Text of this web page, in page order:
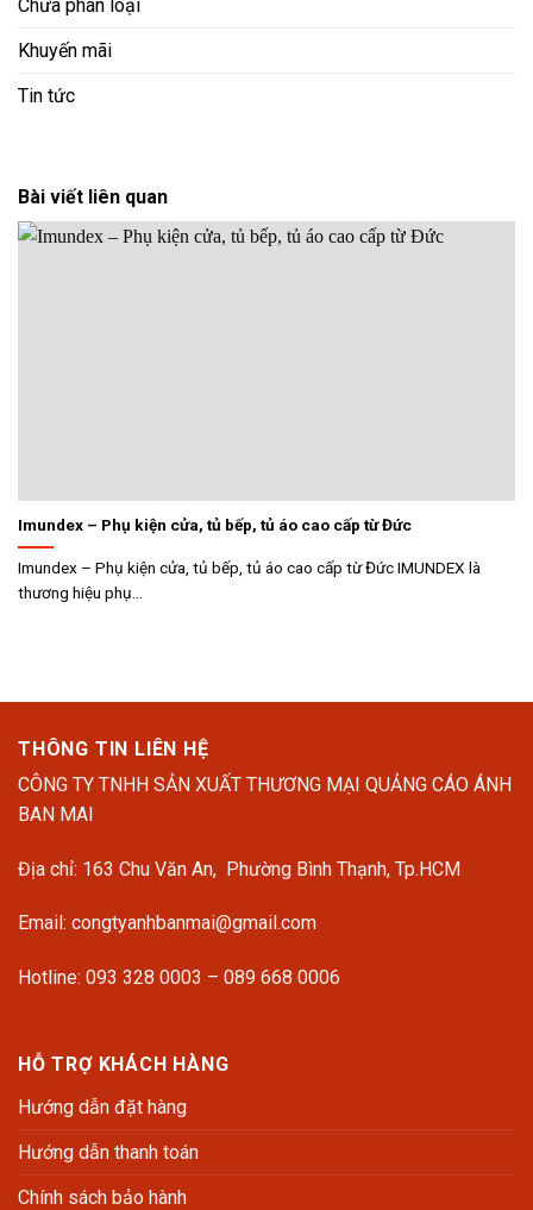
Chưa phân loại
Khuyến mãi
Tin tức
Bài viết liên quan
Imundex – Phụ kiện cửa, tủ bếp, tủ áo cao cấp từ Đức
Imundex – Phụ kiện cửa, tủ bếp, tủ áo cao cấp từ Đức IMUNDEX là
thương hiệu phụ...
THÔNG TIN LIÊN HỆ
CÔNG TY TNHH SẢN XUẤT THƯƠNG MẠI QUẢNG CÁO ÁNH
BAN MAI
Địa chỉ: 163 Chu Văn An, Phường Bình Thạnh, Tp.HCM
Email: congtyanhbanmai@gmail.com
Hotline: 093 328 0003 – 089 668 0006
HỖ TRỢ KHÁCH HÀNG
Hướng dẫn đặt hàng
Hướng dẫn thanh toán
Chính sách bảo hành